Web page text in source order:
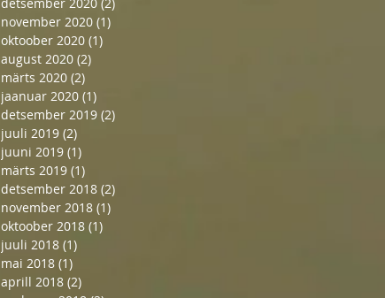
november 2020 (1)
oktoober 2020 (1)
august 2020 (2)
märts 2020 (2)
jaanuar 2020 (1)
detsember 2019 (2)
juuli 2019 (2)
juuni 2019 (1)
märts 2019 (1)
detsember 2018 (2)
november 2018 (1)
oktoober 2018 (1)
juuli 2018 (1)
mai 2018 (1)
aprill 2018 (2)